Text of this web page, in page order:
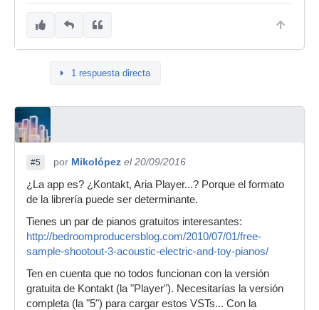
1 respuesta directa
#5 por Mikolópez el 20/09/2016
¿La app es? ¿Kontakt, Aria Player...? Porque el formato
de la librería puede ser determinante.
Tienes un par de pianos gratuitos interesantes:
http://bedroomproducersblog.com/2010/07/01/free-
sample-shootout-3-acoustic-electric-and-toy-pianos/
Ten en cuenta que no todos funcionan con la versión
gratuita de Kontakt (la "Player"). Necesitarías la versión
completa (la "5") para cargar estos VSTs... Con la